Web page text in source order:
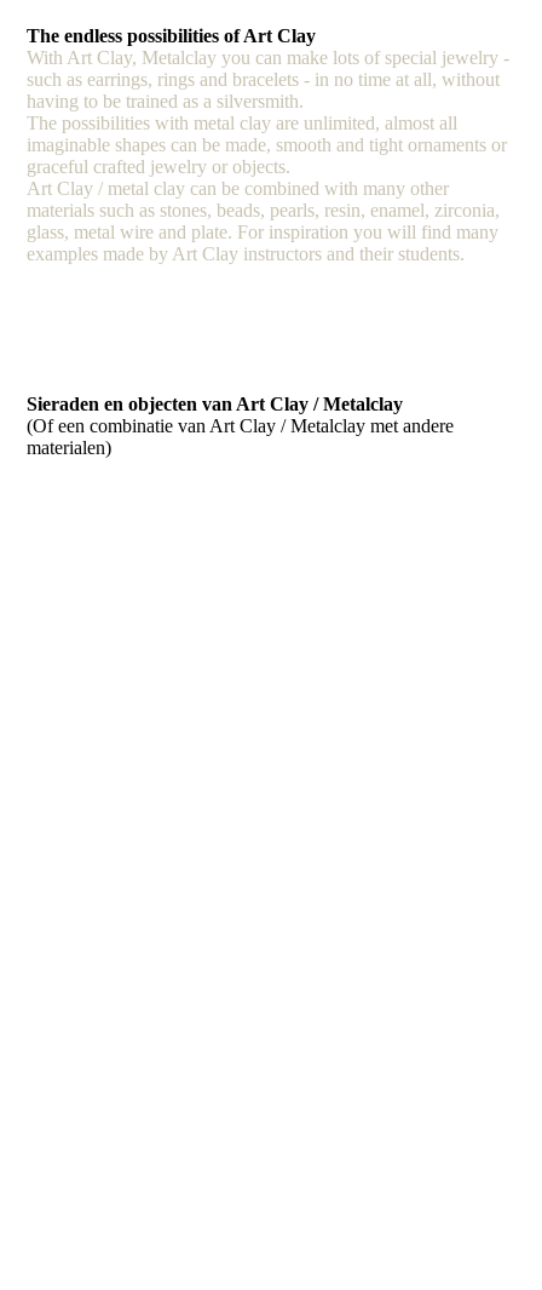
The endless possibilities of Art Clay
With Art Clay, Metalclay you can make lots of special jewelry -
such as earrings, rings and bracelets - in no time at all, without
having to be trained as a silversmith.
The possibilities with metal clay are unlimited, almost all
imaginable shapes can be made, smooth and tight ornaments or
graceful crafted jewelry or objects.
Art Clay / metal clay can be combined with many other
materials such as stones, beads, pearls, resin, enamel, zirconia,
glass, metal wire and plate. For inspiration you will find many
examples made by Art Clay instructors and their students.
Sieraden en objecten van Art Clay / Metalclay
(Of een combinatie van Art Clay / Metalclay met andere
materialen)